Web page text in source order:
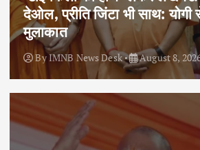
देओल, प्रीति जिंटा भी साथ:
मुलाकात
ByIMNB News Desk August 8,